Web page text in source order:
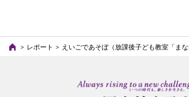
レポート えいごであそぼ（放課後子ども教室「まな